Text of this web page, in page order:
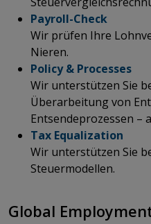
Payroll-Check
Wir prüfen Ihre
Nieren.
Policy & Processes
Wir unterstützen Sie
Überarbeitung von
Entsendeprozessen –
Tax Equalization
Wir unterstützen Sie
Steuermodellen.
​​​​​​​​​​​​​​Global